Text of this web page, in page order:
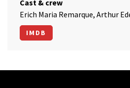
Cast & crew
Erich Maria Remarque, Arthur
IMDB